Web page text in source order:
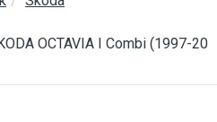
OCTAVIA I Combi (1997-20